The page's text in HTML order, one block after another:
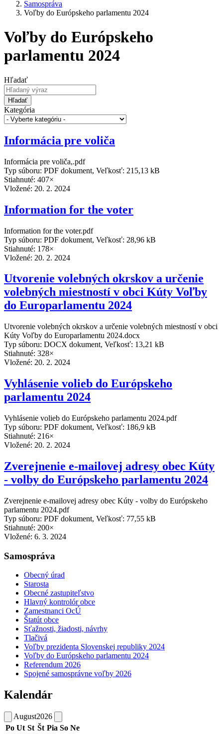
Samospráva
Voľby do Európskeho parlamentu 2024
Voľby do Európskeho
parlamentu 2024
Hľadať
Hľadať
Kategória
Informácia pre voliča
Informácia pre voliča,.pdf
Typ súboru: PDF dokument, Veľkosť: 215,13 kB
Stiahnuté: 407×
Vložené: 20. 2. 2024
Information for the voter
Information for the voter.pdf
Typ súboru: PDF dokument, Veľkosť: 28,96 kB
Stiahnuté: 178×
Vložené: 20. 2. 2024
Utvorenie volebných okrskov a určenie
volebných miestností v obci Kúty Voľby
do Europarlamentu 2024
Utvorenie volebných okrskov a určenie volebných miestností v obci
Kúty Voľby do Europarlamentu 2024.docx
Typ súboru: DOCX dokument, Veľkosť: 13,21 kB
Stiahnuté: 328×
Vložené: 20. 2. 2024
Vyhlásenie volieb do Európskeho
parlamentu 2024
Vyhlásenie volieb do Európskeho parlamentu 2024.pdf
Typ súboru: PDF dokument, Veľkosť: 186,9 kB
Stiahnuté: 216×
Vložené: 20. 2. 2024
Zverejnenie e-mailovej adresy obec Kúty
- volby do Európskeho parlamentu 2024
Zverejnenie e-mailovej adresy obec Kúty - volby do Európskeho
parlamentu 2024.pdf
Typ súboru: PDF dokument, Veľkosť: 77,55 kB
Stiahnuté: 200×
Vložené: 6. 3. 2024
Samospráva
Obecný úrad
Starosta
Obecné zastupiteľstvo
Hlavný kontrolór obce
Zamestnanci OcÚ
Štatút obce
Sťažnosti, žiadosti, návrhy
Tlačivá
Voľby prezidenta Slovenskej republiky 2024
Voľby do Európskeho parlamentu 2024
Referendum 2026
Spojené samosprávne voľby 2026
Kalendár
August2026
Po Ut St Št Pia So Ne